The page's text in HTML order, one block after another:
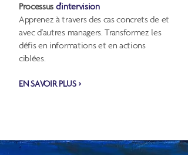
Processus d'intervision
Apprenez à travers des cas concrets de et
avec d'autres managers. Transformez les
défis en informations et en actions
ciblées.
EN SAVOIR PLUS >